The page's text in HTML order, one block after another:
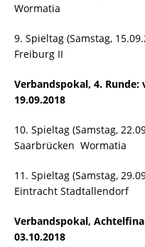
Wormatia
9. Spieltag (Samstag,
Freiburg II
Verbandspokal, 4.
19.09.2018
10. Spieltag (Samstag,
Saarbrücken  Wormatia
11. Spieltag (Samstag,
Eintracht Stadtallendorf
Verbandspokal,
03.10.2018